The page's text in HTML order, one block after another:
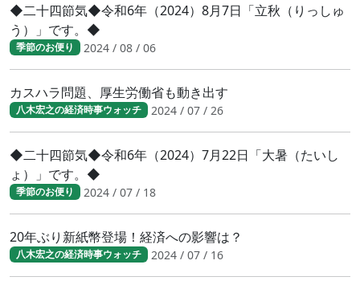
◆二十四節気◆令和6年（2024）8月7日「立秋（りっしゅ
う）」です。◆
季節のお便り 2024 / 08 / 06
カスハラ問題、厚生労働省も動き出す
八木宏之の経済時事ウォッチ 2024 / 07 / 26
◆二十四節気◆令和6年（2024）7月22日「大暑（たいし
ょ）」です。◆
季節のお便り 2024 / 07 / 18
20年ぶり新紙幣登場！経済への影響は？
八木宏之の経済時事ウォッチ 2024 / 07 / 16